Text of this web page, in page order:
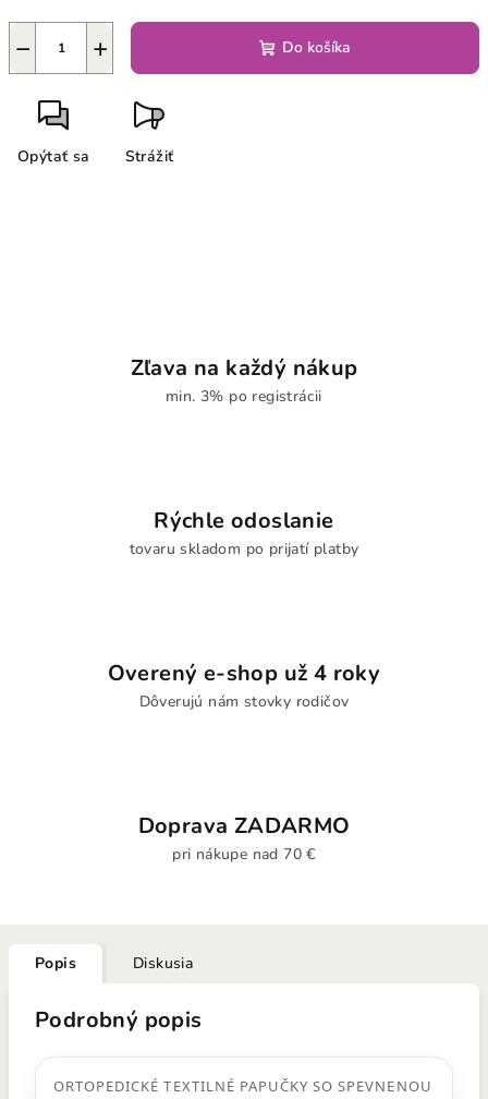
+
− Do košíka
Opýtať sa Strážiť
Zľava na každý nákup
min. 3% po registrácii
Rýchle odoslanie
tovaru skladom po prijatí platby
Overený e-shop už 4 roky
Dôverujú nám stovky rodičov
Doprava ZADARMO
pri nákupe nad 70 €
Popis Diskusia
Podrobný popis
ORTOPEDICKÉ TEXTILNÉ PAPUČKY SO SPEVNENOU